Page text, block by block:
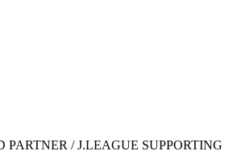
PARTNER / J.LEAGUE SUPPORTING